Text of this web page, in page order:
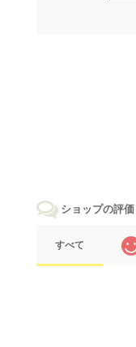
ショップの評価
すべて